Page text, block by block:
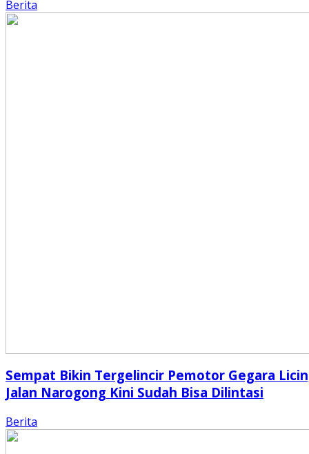
Berita
Sempat Bikin Tergelincir Pemotor Gegara
Jalan Narogong Kini Sudah Bisa Dilintasi
Berita